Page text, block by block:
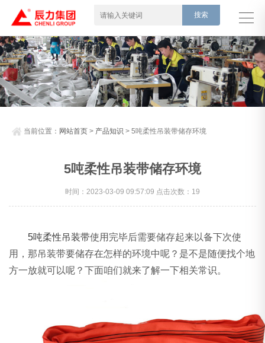
当前位置： 网站首页 > 产品知识 > 5吨柔性吊装带储存环境
5吨柔性吊装带储存环境
时间：2023-03-09 09:57:09 点击次数：19
5吨柔性吊装带使用完毕后需要储存起来以备下次使
用，那吊装带要储存在怎样的环境中呢？是不是随便找个地
方一放就可以呢？下面咱们就来了解一下相关常识。